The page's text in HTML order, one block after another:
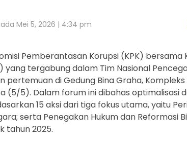
Mei 5, 2026 | 4:34 pm
Pemberantasan Korupsi (KPK)
yang tergabung dalam Tim Nasional
pertemuan di Gedung Bina Graha,
(5/5). Dalam forum ini dibahas optimalisasi
15 aksi dari tiga fokus utama, yaitu
serta Penegakan Hukum dan Reformasi
tahun 2025.